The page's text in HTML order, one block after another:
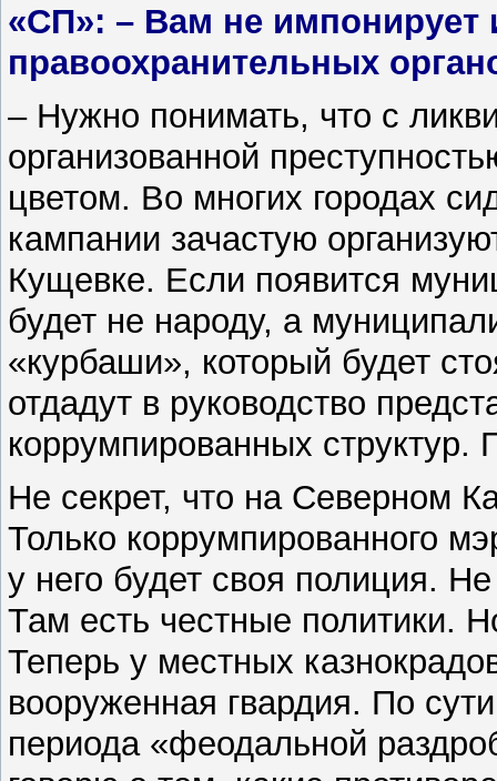
«СП»: – Вам не импонирует
правоохранительных
– Нужно понимать, что с
организованной
цветом. Во многих городах
кампании зачастую
Кущевке. Если появится
будет не народу, а
«курбаши», который будет
отдадут в руководство
коррумпированных структур.
Не секрет, что на Северном
Только коррумпированного
у него будет своя полиция.
Там есть честные политики.
Теперь у местных
вооруженная гвардия. По
периода «феодальной